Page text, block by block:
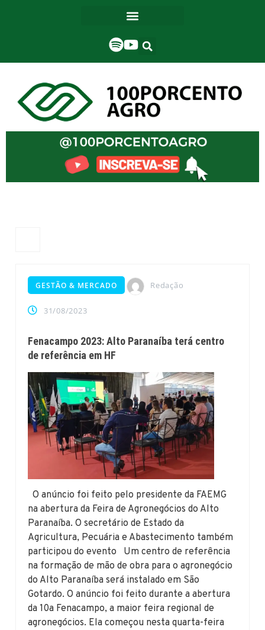
GESTÃO & MERCADO Redação
31/08/2023
Fenacampo 2023: Alto Paranaíba terá centro
de referência em HF
O anúncio foi feito pelo presidente da FAEMG
na abertura da Feira de Agronegócios do Alto
Paranaíba. O secretário de Estado da
Agricultura, Pecuária e Abastecimento também
participou do evento Um centro de referência
na formação de mão de obra para o agronegócio
do Alto Paranaíba será instalado em São
Gotardo. O anúncio foi feito durante a abertura
da 10a Fenacampo, a maior feira regional de
agronegócios. Ela começou nesta quarta-feira